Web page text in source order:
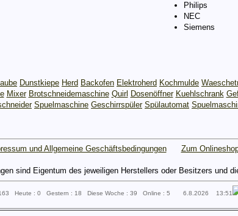
Philips
NEC
Siemens
Dunstkiepe Herd Backofen Elektroherd Kochmulde
Mixer Brotschneidemaschine Quirl Dosenöffner Kuehlschrank
Spuelmaschine Geschirrspüler Spülautomat
und Allgemeine Geschäftsbedingungen Zum
sind Eigentum des jeweiligen Herstellers oder Besitzers und
Heute : 0 Gestern : 18 Diese Woche : 39 Online : 5 6.8.2026 13:51